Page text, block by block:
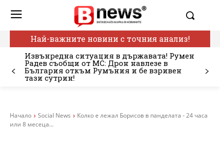
Най-важните новини с точния анализ!
Извънредна ситуация в държавата! Румен
Радев съобщи от МС: Дрон навлезе в
България откъм Румъния и бе взривен
тази сутрин!
Начало Social News
Колко е лежал Борисов в панделата - 24 часа
или 8 месеца...